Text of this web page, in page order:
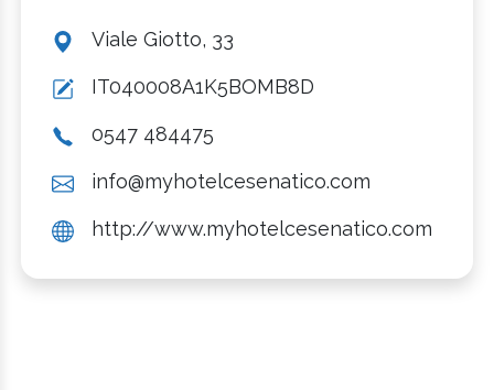
Viale Giotto, 33
IT040008A1K5BOMB8D
0547 484475
info@myhotelcesenatico.com
http://www.myhotelcesenatico.com